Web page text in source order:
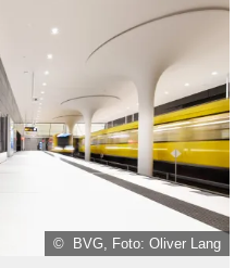
© BVG, Foto: Oliver Lang